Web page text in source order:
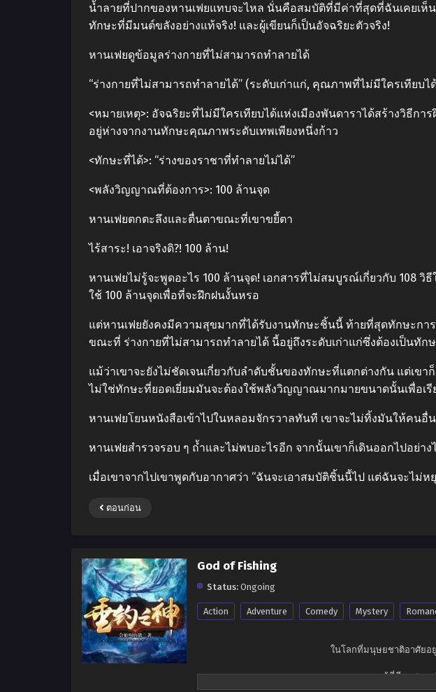
น้ำลายที่ปากของหานเฟยแทบจะไหล นั่นคือสมบัติที่มีค่าที่สุดที่ฉันเคยเ
ทักษะที่มีมนต์ขลังอย่างแท้จริง! และผู้เขียนก็เป็นอัจฉริยะตัวจริง!
หานเฟยดูข้อมูลร่างกายที่ไม่สามารถทำลายได้
“ร่างกายที่ไม่สามารถทำลายได้” (ระดับเก่าแก่, คุณภาพที่ไม่มีใครเทียบไ
<หมายเหตุ>: อัจฉริยะที่ไม่มีใครเทียบได้แห่งเมืองพันดาราได้สร้างวิธีก
อยู่ห่างจากงานทักษะคุณภาพระดับเทพเพียงหนึ่งก้าว
<ทักษะที่ได้>: “ร่างของราชาที่ทำลายไม่ได้”
<พลังวิญญาณที่ต้องการ>: 100 ล้านจุด
หานเฟยตกตะลึงและตื่นตาขณะที่เขาขยี้ตา
ไร้สาระ! เอาจริงดิ?! 100 ล้าน!
หานเฟยไม่รู้จะพูดอะไร 100 ล้านจุด! เอกสารที่ไม่สมบูรณ์เกี่ยวกับ 108
ใช้ 100 ล้านจุดเพื่อที่จะฝึกฝนงั้นหรอ
แต่หานเฟยยังคงมีความสุขมากที่ได้รับงานทักษะชิ้นนี้ ท้ายที่สุดทักษะกา
ขณะที่ ร่างกายที่ไม่สามารถทำลายได้ นี้อยู่ถึงระดับเก่าแก่ซึ่งต้องเป็นทัก
แม้ว่าเขาจะยังไม่ชัดเจนเกี่ยวกับลำดับชั้นของทักษะที่แตกต่างกัน แต่เ
ไม่ใช่ทักษะที่ยอดเยี่ยมมันจะต้องใช้พลังวิญญาณมากมายขนาดนั้นเพื่อเรี
หานเฟยโยนหนังสือเข้าไปในหลอมจักรวาลทันที เขาจะไม่ทิ้งมันให้คน
หานเฟยสำรวจรอบ ๆ ถ้ำและไม่พบอะไรอีก จากนั้นเขาก็เดินออกไปอย่าง
เมื่อเขาจากไปเขาพูดกับอากาศว่า “ฉันจะเอาสมบัติชิ้นนี้ไป แต่ฉันจะไ
ตอนก่อน
God of Fishing
Status: Ongoing
Action Adventure Comedy Mystery
ในโลกที่มนุษยชาติอาศัยอ
ผู้ที่มีพรสวรร